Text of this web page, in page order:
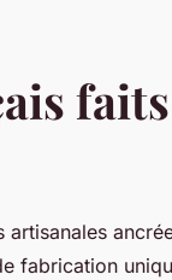
fabrication